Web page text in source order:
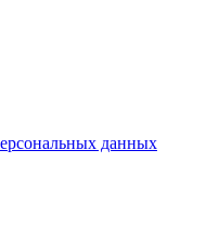
данных